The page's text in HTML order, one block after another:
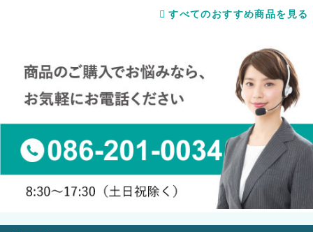
すべてのおすすめ商品を見る